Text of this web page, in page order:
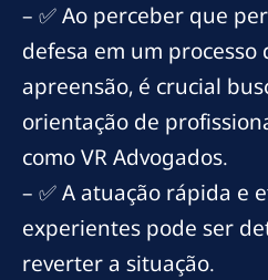
– ✅ Ao perceber que
defesa em um processo
apreensão, é crucial
orientação de
como VR Advogados.
– ✅ A atuação rápida e
experientes pode ser
reverter a situação.